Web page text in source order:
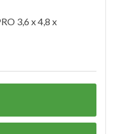
3,6 x 4,8 x